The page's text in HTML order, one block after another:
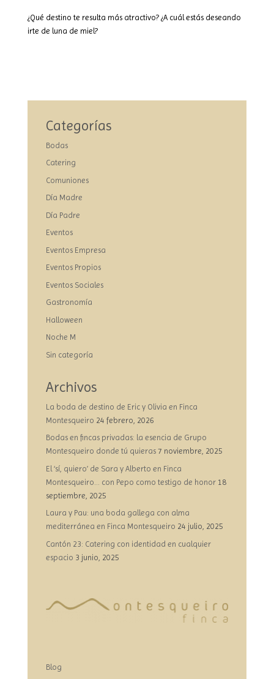
¿Qué destino te resulta más atractivo? ¿A cuál estás deseando
irte de luna de miel?
Categorías
Bodas
Catering
Comuniones
Día Madre
Día Padre
Eventos
Eventos Empresa
Eventos Propios
Eventos Sociales
Gastronomía
Halloween
Noche M
Sin categoría
Archivos
La boda de destino de Eric y Olivia en Finca
Montesqueiro 24 febrero, 2026
Bodas en fincas privadas: la esencia de Grupo
Montesqueiro donde tú quieras 7 noviembre, 2025
El ‘sí, quiero’ de Sara y Alberto en Finca
Montesqueiro… con Pepo como testigo de honor 18
septiembre, 2025
Laura y Pau: una boda gallega con alma
mediterránea en Finca Montesqueiro 24 julio, 2025
Cantón 23: Catering con identidad en cualquier
espacio 3 junio, 2025
Blog